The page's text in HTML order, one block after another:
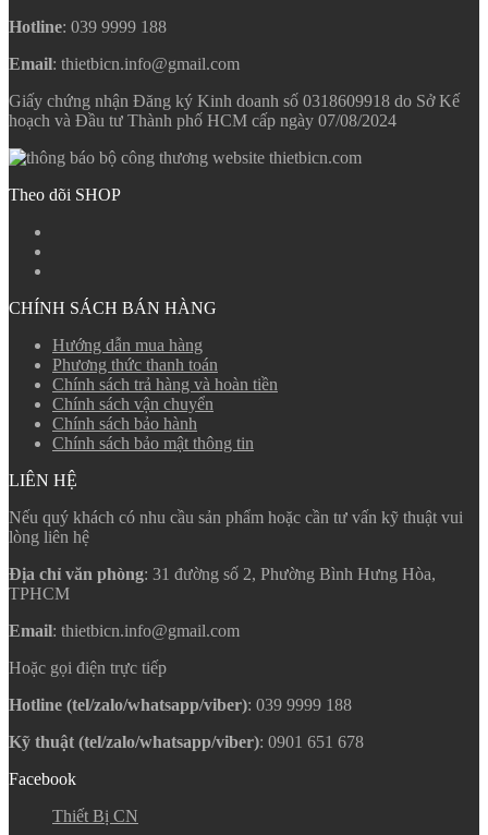
Hotline: 039 9999 188
Email: thietbicn.info@gmail.com
Giấy chứng nhận Đăng ký Kinh doanh số 0318609918 do Sở Kế
hoạch và Đầu tư Thành phố HCM cấp ngày 07/08/2024
Theo dõi SHOP
CHÍNH SÁCH BÁN HÀNG
Hướng dẫn mua hàng
Phương thức thanh toán
Chính sách trả hàng và hoàn tiền
Chính sách vận chuyển
Chính sách bảo hành
Chính sách bảo mật thông tin
LIÊN HỆ
Nếu quý khách có nhu cầu sản phẩm hoặc cần tư vấn kỹ thuật vui
lòng liên hệ
Địa chỉ văn phòng: 31 đường số 2, Phường Bình Hưng Hòa,
TPHCM
Email: thietbicn.info@gmail.com
Hoặc gọi điện trực tiếp
Hotline (tel/zalo/whatsapp/viber): 039 9999 188
Kỹ thuật (tel/zalo/whatsapp/viber): 0901 651 678
Facebook
Thiết Bị CN